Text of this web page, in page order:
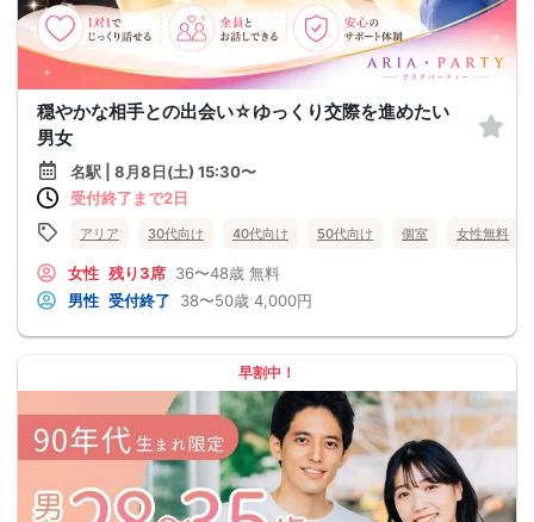
穏やかな相手との出会い☆ゆっくり交際を進めたい
男女
名駅 | 8月8日(土) 15:30〜
受付終了まで2日
アリア 30代向け 40代向け 50代向け 個室 女性無料
女性 残り3席 36〜48歳 無料
男性 受付終了 38〜50歳 4,000円
早割中！